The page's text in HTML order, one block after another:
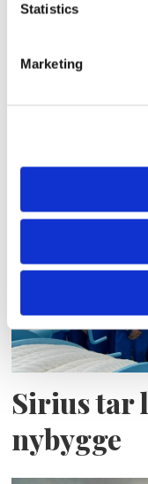
Statistics
Marketing
Maritime
Sirius tar
nybygge